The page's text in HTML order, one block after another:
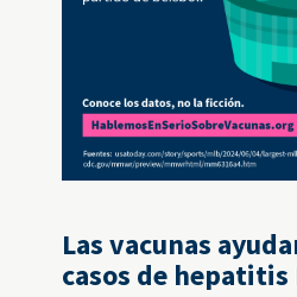
Las vacunas
casos de hepatitis